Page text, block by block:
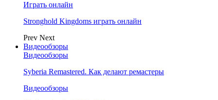
Играть онлайн
Stronghold Kingdoms играть онлайн
Prev Next
Видеообзоры
Видеообзоры
Syberia Remastered. Как делают ремастеры
Видеообзоры